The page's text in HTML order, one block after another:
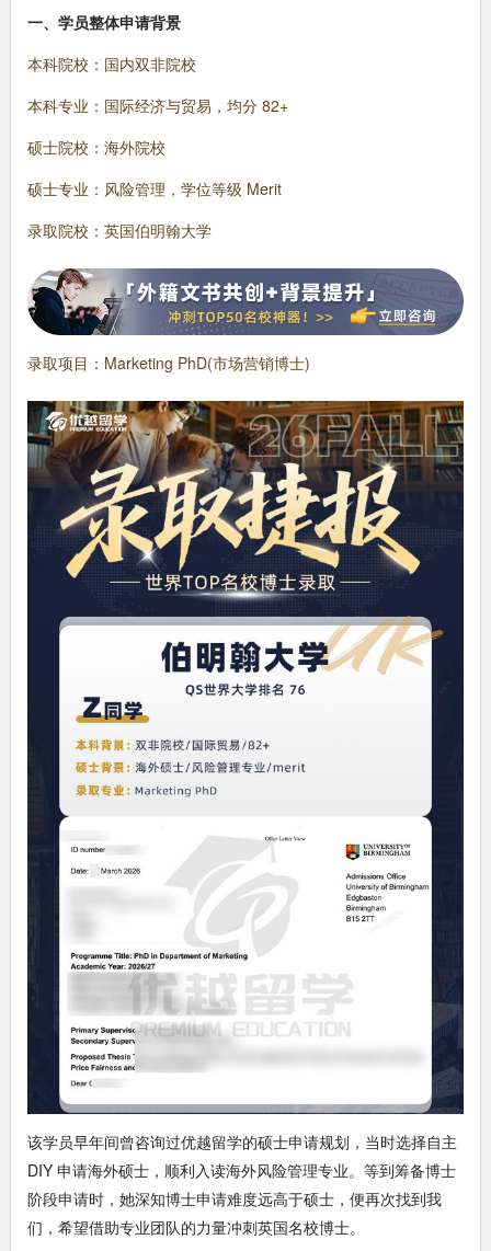
一、学员整体申请背景
本科院校：国内双非院校
本科专业：国际经济与贸易，均分 82+
硕士院校：海外院校
硕士专业：风险管理，学位等级 Merit
录取院校：英国伯明翰大学
录取项目：Marketing PhD(市场营销博士)
该学员早年间曾咨询过优越留学的硕士申请规划，当时选择自主
DIY 申请海外硕士，顺利入读海外风险管理专业。等到筹备博士
阶段申请时，她深知博士申请难度远高于硕士，便再次找到我
们，希望借助专业团队的力量冲刺英国名校博士。